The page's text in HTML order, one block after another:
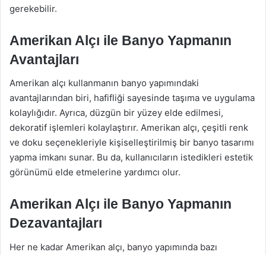
gerekebilir.
Amerikan Alçı ile Banyo Yapmanın
Avantajları
Amerikan alçı kullanmanın banyo yapımındaki
avantajlarından biri, hafifliği sayesinde taşıma ve uygulama
kolaylığıdır. Ayrıca, düzgün bir yüzey elde edilmesi,
dekoratif işlemleri kolaylaştırır. Amerikan alçı, çeşitli renk
ve doku seçenekleriyle kişiselleştirilmiş bir banyo tasarımı
yapma imkanı sunar. Bu da, kullanıcıların istedikleri estetik
görünümü elde etmelerine yardımcı olur.
Amerikan Alçı ile Banyo Yapmanın
Dezavantajları
Her ne kadar Amerikan alçı, banyo yapımında bazı